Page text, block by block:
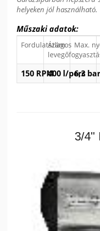
helyeken jól használható.
Műszaki adatok:
Fordulatszám
Átlagos Max.
150 RPM400 l/perc6,3 bar
3/4"